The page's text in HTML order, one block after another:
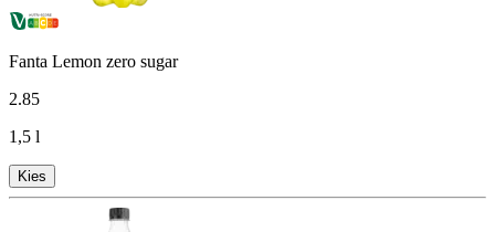
Fanta Lemon zero sugar
2.85
1,5 l
Kies